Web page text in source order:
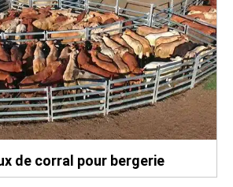
de corral pour bergerie